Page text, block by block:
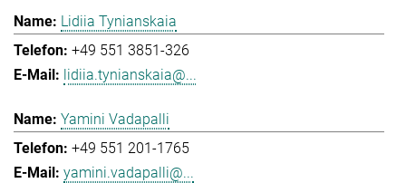
Lidiia Tynianskaia
+49 551 3851-326
lidiia.tynianskaia@...
Yamini Vadapalli
+49 551 201-1765
yamini.vadapalli@...